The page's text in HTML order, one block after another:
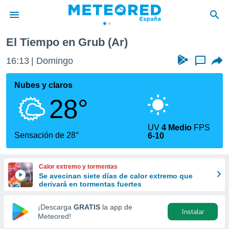
de
por
que se
calidad.
a este
las
y
forma
digital
basada
El Tiempo en Grub (Ar)
16:13 Domingo ...
Nubes y claros
28°
Sensación de 28°
UV4 Medio FPS
6-10
Calor extremo y tormentas
Se avecinan siete días de calor extremo que
derivará en tormentas fuertes
¡Descarga GRATIS la app de
Meteored!
Instalar